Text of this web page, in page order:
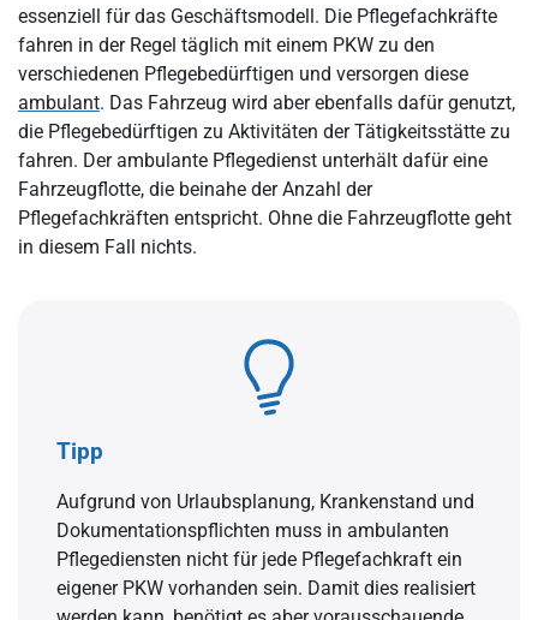
essenziell für das Geschäftsmodell. Die Pflegefachkräfte
fahren in der Regel täglich mit einem PKW zu den
verschiedenen Pflegebedürftigen und versorgen diese
ambulant. Das Fahrzeug wird aber ebenfalls dafür genutzt,
die Pflegebedürftigen zu Aktivitäten der Tätigkeitsstätte zu
fahren. Der ambulante Pflegedienst unterhält dafür eine
Fahrzeugflotte, die beinahe der Anzahl der
Pflegefachkräften entspricht. Ohne die Fahrzeugflotte geht
in diesem Fall nichts.
Tipp
Aufgrund von Urlaubsplanung, Krankenstand und
Dokumentationspflichten muss in ambulanten
Pflegediensten nicht für jede Pflegefachkraft ein
eigener PKW vorhanden sein. Damit dies realisiert